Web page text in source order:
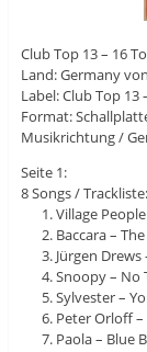
Club Top 13 – 16
Land: Germany
Label: Club Top 13
Format:
Musikrichtung /
Seite 1:
8 Songs / Trackliste:
Village
Baccara –
Jürgen
Snoopy – No
Sylvester –
Peter Orloff
Paola – Blue